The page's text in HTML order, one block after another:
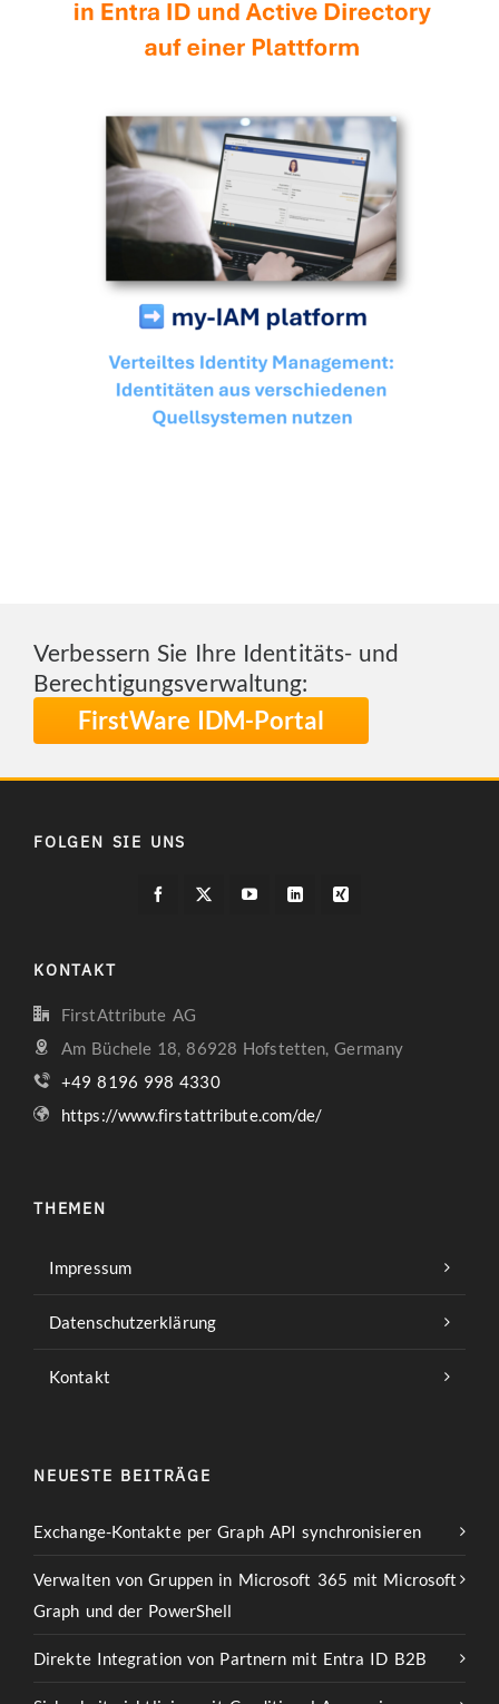
Verbessern Sie Ihre Identitäts- und
Berechtigungsverwaltung:
FirstWare IDM-Portal
FOLGEN SIE UNS
KONTAKT
FirstAttribute AG
Am Büchele 18, 86928 Hofstetten, Germany
+49 8196 998 4330
https://www.firstattribute.com/de/
THEMEN
Impressum
Datenschutzerklärung
Kontakt
NEUESTE BEITRÄGE
Exchange-Kontakte per Graph API synchronisieren
Verwalten von Gruppen in Microsoft 365 mit Microsoft
Graph und der PowerShell
Direkte Integration von Partnern mit Entra ID B2B